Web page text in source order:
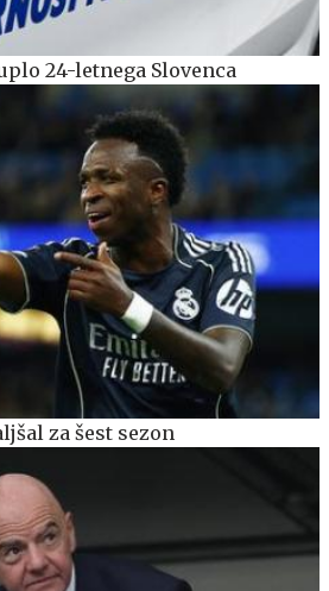
24-letnega Slovenca
za šest sezon